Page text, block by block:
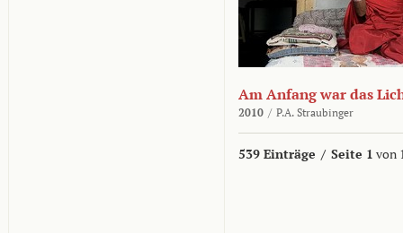
Am Anfang war das
2010 / P.A. Straubinger
539 Einträge / Seite 1 von